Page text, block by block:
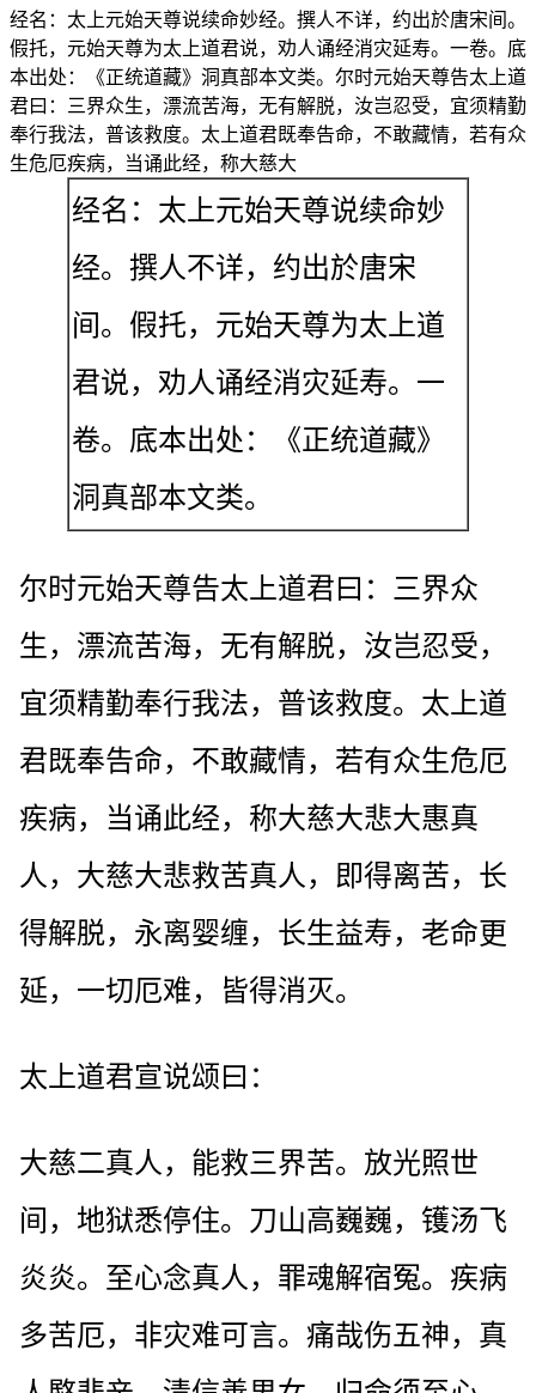
经名：太上元始天尊说续命妙经。撰人不详，约出於唐宋间。
假托，元始天尊为太上道君说，劝人诵经消灾延寿。一卷。底
本出处：《正统道藏》洞真部本文类。尔时元始天尊告太上道
君曰：三界众生，漂流苦海，无有解脱，汝岂忍受，宜须精勤
奉行我法，普该救度。太上道君既奉告命，不敢藏情，若有众
生危厄疾病，当诵此经，称大慈大
经名：太上元始天尊说续命妙
经。撰人不详，约出於唐宋
间。假托，元始天尊为太上道
君说，劝人诵经消灾延寿。一
卷。底本出处：《正统道藏》
洞真部本文类。
尔时元始天尊告太上道君曰：三界众
生，漂流苦海，无有解脱，汝岂忍受，
宜须精勤奉行我法，普该救度。太上道
君既奉告命，不敢藏情，若有众生危厄
疾病，当诵此经，称大慈大悲大惠真
人，大慈大悲救苦真人，即得离苦，长
得解脱，永离婴缠，长生益寿，老命更
延，一切厄难，皆得消灭。
太上道君宣说颂曰：
大慈二真人，能救三界苦。放光照世
间，地狱悉停住。刀山高巍巍，镬汤飞
炎炎。至心念真人，罪魂解宿冤。疾病
多苦厄，非灾难可言。痛哉伤五神，真